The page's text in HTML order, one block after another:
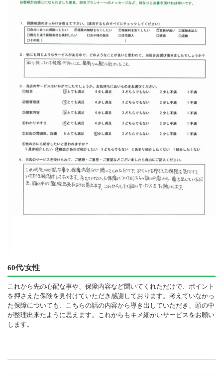
60代/女性
これから先の心配な事や、保障内容など聞いてくれただけで、ポイント
を押さえた保険を見付けていただき感謝しております。考えていなかっ
た保障についても、こちらの話の内容から導き出していただき、頭の中
が整理出来たように思えます。これからもキメ細かいサービスをお願い
します。